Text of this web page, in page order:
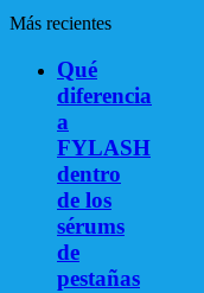
Más recientes
Qué
diferencia
a
FYLASH
dentro
de los
sérums
de
pestañas